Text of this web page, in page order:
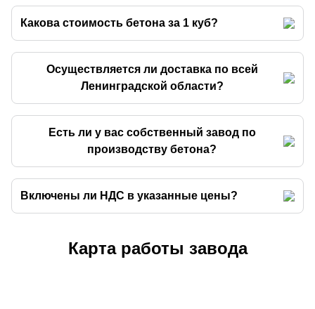
Какова стоимость бетона за 1 куб?
Осуществляется ли доставка по всей
Ленинградской области?
Есть ли у вас собственный завод по
производству бетона?
Включены ли НДС в указанные цены?
Карта работы завода